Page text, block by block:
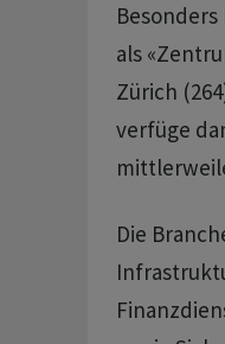
als
Zürich
verfüge
Die